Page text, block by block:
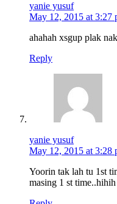
yanie yusuf
May 12, 2015 at 3:27
ahahah xsgup plak
Reply
yanie yusuf
May 12, 2015 at 3:28
Yoorin tak lah tu 1st
masing 1 st